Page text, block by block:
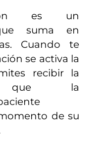
es un
suma en
Cuando te
se activa la
recibir la
que la
de su